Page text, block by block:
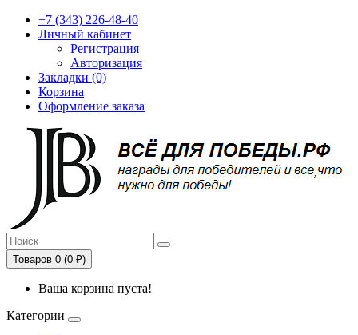
+7 (343) 226-48-40
Личный кабинет
Регистрация
Авторизация
Закладки (0)
Корзина
Оформление заказа
Товаров 0 (0 ₽)
Ваша корзина пуста!
Категории